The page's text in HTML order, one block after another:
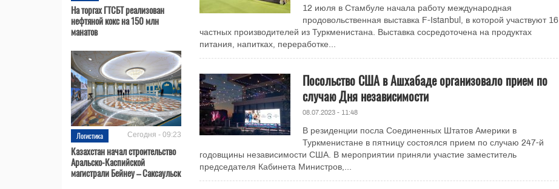
На торгах ГТСБТ реализован
нефтяной кокс на 150 млн
манатов
Логистика Сегодня - 09:23
Казахстан начал строительство
Аральско-Каспийской
магистрали Бейнеу – Саксаульск
12 июля в Стамбуле начала работу международная
продовольственная выставка F-Istanbul, в которой участвуют 16
частных производителей из Туркменистана. Выставка сосредоточена на продуктах
питания, напитках, переработке...
Посольство США в Ашхабаде организовало прием по
случаю Дня независимости
08.07.2023 - 11:48
В резиденции посла Соединенных Штатов Америки в
Туркменистане в пятницу состоялся прием по случаю 247-й
годовщины независимости США. В мероприятии приняли участие заместитель
председателя Кабинета Министров,...